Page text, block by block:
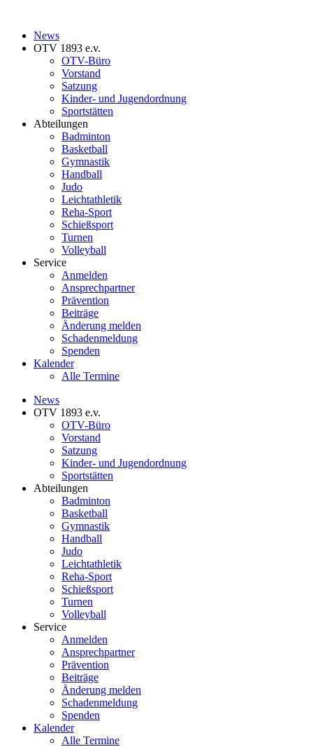
News
OTV 1893 e.v.
OTV-Büro
Vorstand
Satzung
Kinder- und Jugendordnung
Sportstätten
Abteilungen
Badminton
Basketball
Gymnastik
Handball
Judo
Leichtathletik
Reha-Sport
Schießsport
Turnen
Volleyball
Service
Anmelden
Ansprechpartner
Prävention
Beiträge
Änderung melden
Schadenmeldung
Spenden
Kalender
Alle Termine
News
OTV 1893 e.v.
OTV-Büro
Vorstand
Satzung
Kinder- und Jugendordnung
Sportstätten
Abteilungen
Badminton
Basketball
Gymnastik
Handball
Judo
Leichtathletik
Reha-Sport
Schießsport
Turnen
Volleyball
Service
Anmelden
Ansprechpartner
Prävention
Beiträge
Änderung melden
Schadenmeldung
Spenden
Kalender
Alle Termine